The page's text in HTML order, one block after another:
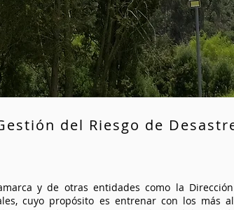
del Riesgo de
y de otras entidades como la
cuyo propósito es entrenar con los más